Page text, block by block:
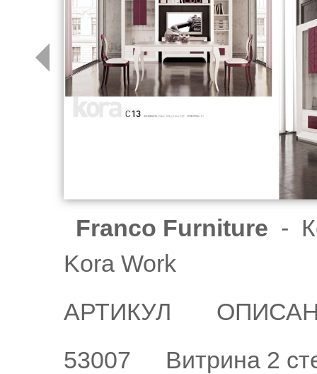
Franco Furniture -
Kora Work
АРТИКУЛ
53007
Витрина 2